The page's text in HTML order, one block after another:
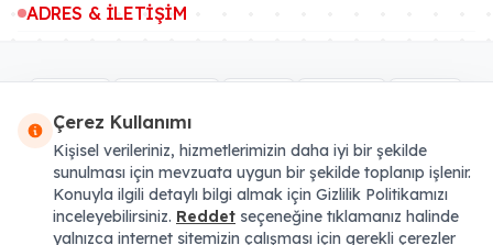
ADRES & İLETİŞİM
* Tüm fiyatlara Yasal KDV eklenmiştir. Sipariş sonu artı Kargo Ücreti binebilir.
Çerez Kullanımı
Kişisel verileriniz, hizmetlerimizin daha iyi bir şekilde
sunulması için mevzuata uygun bir şekilde toplanıp işlenir.
Konuyla ilgili detaylı bilgi almak için Gizlilik Politikamızı
inceleyebilirsiniz. Reddet seçeneğine tıklamanız halinde
yalnızca internet sitemizin çalışması için gerekli çerezler